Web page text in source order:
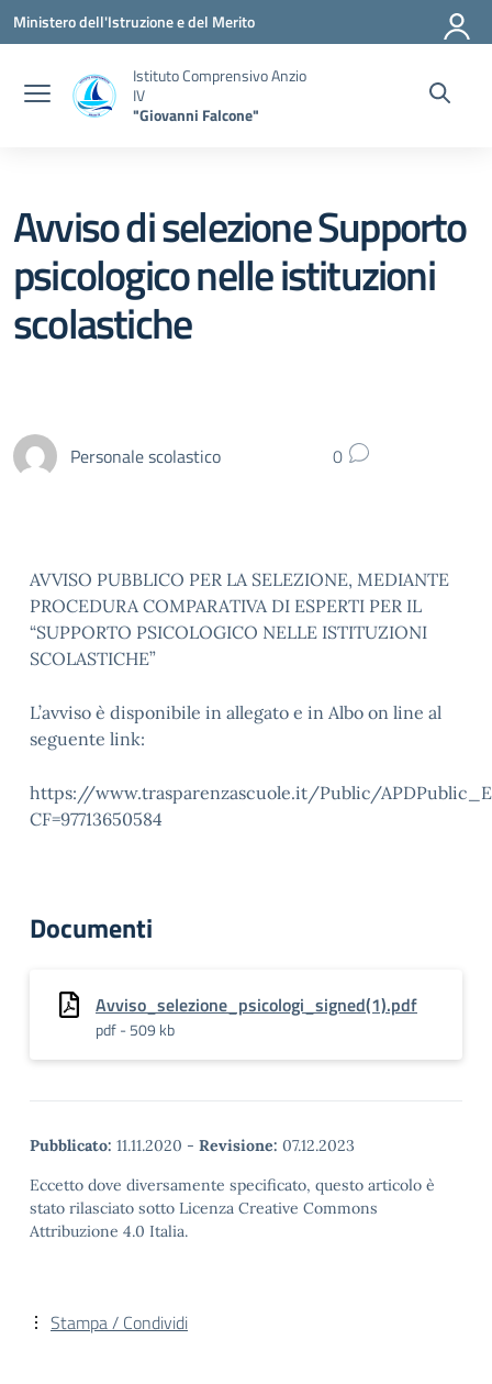
Vai ai contenuti
Vai al menu di navigazione
Vai al footer
Ministero dell'Istruzione e del Merito
Istituto Comprensivo Anzio
IV
"Giovanni Falcone"
Avviso di selezione Supporto
psicologico nelle istituzioni
scolastiche
Personale scolastico 0
AVVISO PUBBLICO PER LA SELEZIONE, MEDIANTE
PROCEDURA COMPARATIVA DI ESPERTI PER IL
“SUPPORTO PSICOLOGICO NELLE ISTITUZIONI
SCOLASTICHE”
L’avviso è disponibile in allegato e in Albo on line al
seguente link:
https://www.trasparenzascuole.it/Public/
CF=97713650584
Documenti
Avviso_selezione_psicologi_signed(1).pdf
pdf - 509 kb
Pubblicato: 11.11.2020 - Revisione: 07.12.2023
Eccetto dove diversamente specificato, questo articolo è
stato rilasciato sotto Licenza Creative Commons
Attribuzione 4.0 Italia.
Stampa / Condividi